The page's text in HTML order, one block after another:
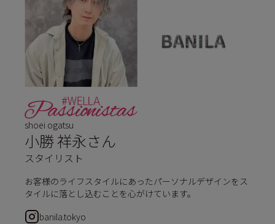
shoei ogatsu
小勝 祥永さん
スタイリスト
お客様のライフスタイルにあったパーソナルデザインをス
タイルに落とし込むことを心がけています。
banila.tokyo